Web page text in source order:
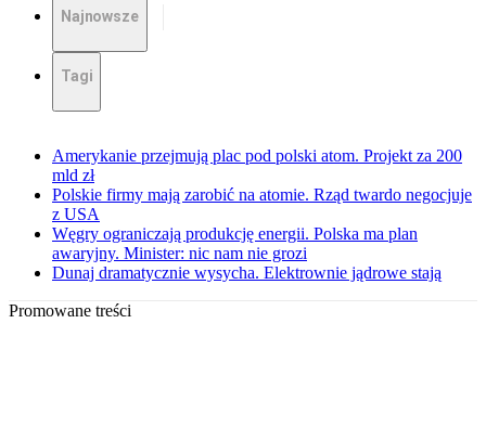
Najnowsze
Tagi
Amerykanie przejmują plac pod polski atom. Projekt za 200
mld zł
Polskie firmy mają zarobić na atomie. Rząd twardo negocjuje
z USA
Węgry ograniczają produkcję energii. Polska ma plan
awaryjny. Minister: nic nam nie grozi
Dunaj dramatycznie wysycha. Elektrownie jądrowe stają
Promowane treści